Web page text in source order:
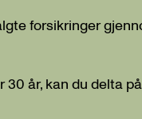
forsikringer
30 år, kan du delta